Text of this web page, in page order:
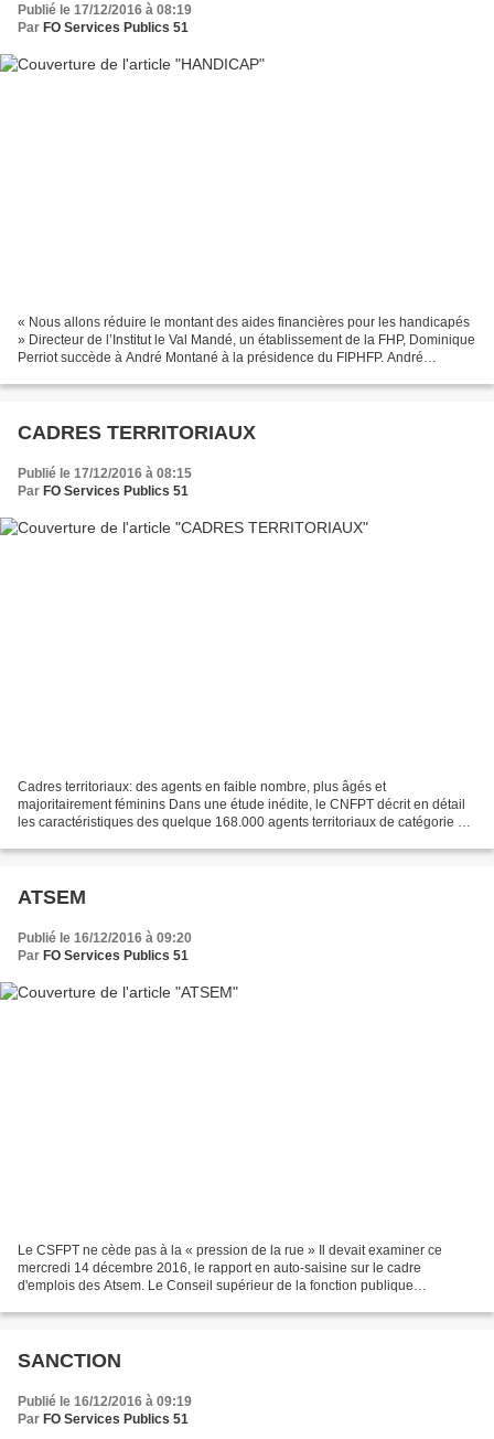
Publié le 17/12/2016 à 08:19
Par FO Services Publics 51
« Nous allons réduire le montant des aides financières pour les handicapés
» Directeur de l’Institut le Val Mandé, un établissement de la FHP, Dominique
Perriot succède à André Montané à la présidence du FIPHFP. André
CADRES TERRITORIAUX
Publié le 17/12/2016 à 08:15
Par FO Services Publics 51
Cadres territoriaux: des agents en faible nombre, plus âgés et
majoritairement féminins Dans une étude inédite, le CNFPT décrit en détail
les caractéristiques des quelque 168.000 agents territoriaux de catégorie A.
ATSEM
Publié le 16/12/2016 à 09:20
Par FO Services Publics 51
Le CSFPT ne cède pas à la « pression de la rue » Il devait examiner ce
mercredi 14 décembre 2016, le rapport en auto-saisine sur le cadre
d'emplois des Atsem. Le Conseil supérieur de la fonction publique
SANCTION
Publié le 16/12/2016 à 09:19
Par FO Services Publics 51